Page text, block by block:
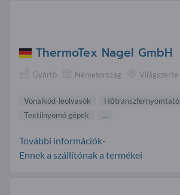
ThermoTex Nagel GmbH
Gyártó Németország Világszerte
Vonalkód-leolvasók
Hőtranszfernyomtató
Textilnyomó gépek
...
További információk-
Ennek a szállítónak a termékei